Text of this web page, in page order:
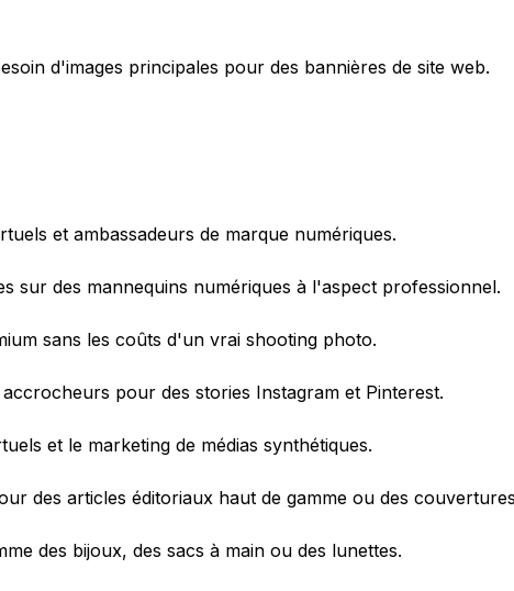
d'images principales pour des bannières de site web.
et ambassadeurs de marque numériques.
sur des mannequins numériques à l'aspect professionnel.
sans les coûts d'un vrai shooting photo.
pour des stories Instagram et Pinterest.
et le marketing de médias synthétiques.
des articles éditoriaux haut de gamme ou des
des bijoux, des sacs à main ou des lunettes.